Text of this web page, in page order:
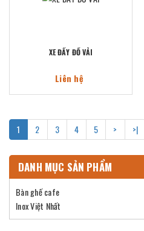
XE ĐẨY ĐỒ VẢI
Liên hệ
1 2 3 4 5 > >|
DANH MỤC SẢN PHẨM
Bàn ghế cafe
Inox Việt Nhất